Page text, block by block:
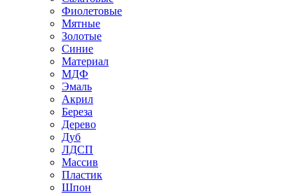
Фиолетовые
Мятные
Золотые
Синие
Материал
МДФ
Эмаль
Акрил
Береза
Дерево
Дуб
ЛДСП
Массив
Пластик
Шпон